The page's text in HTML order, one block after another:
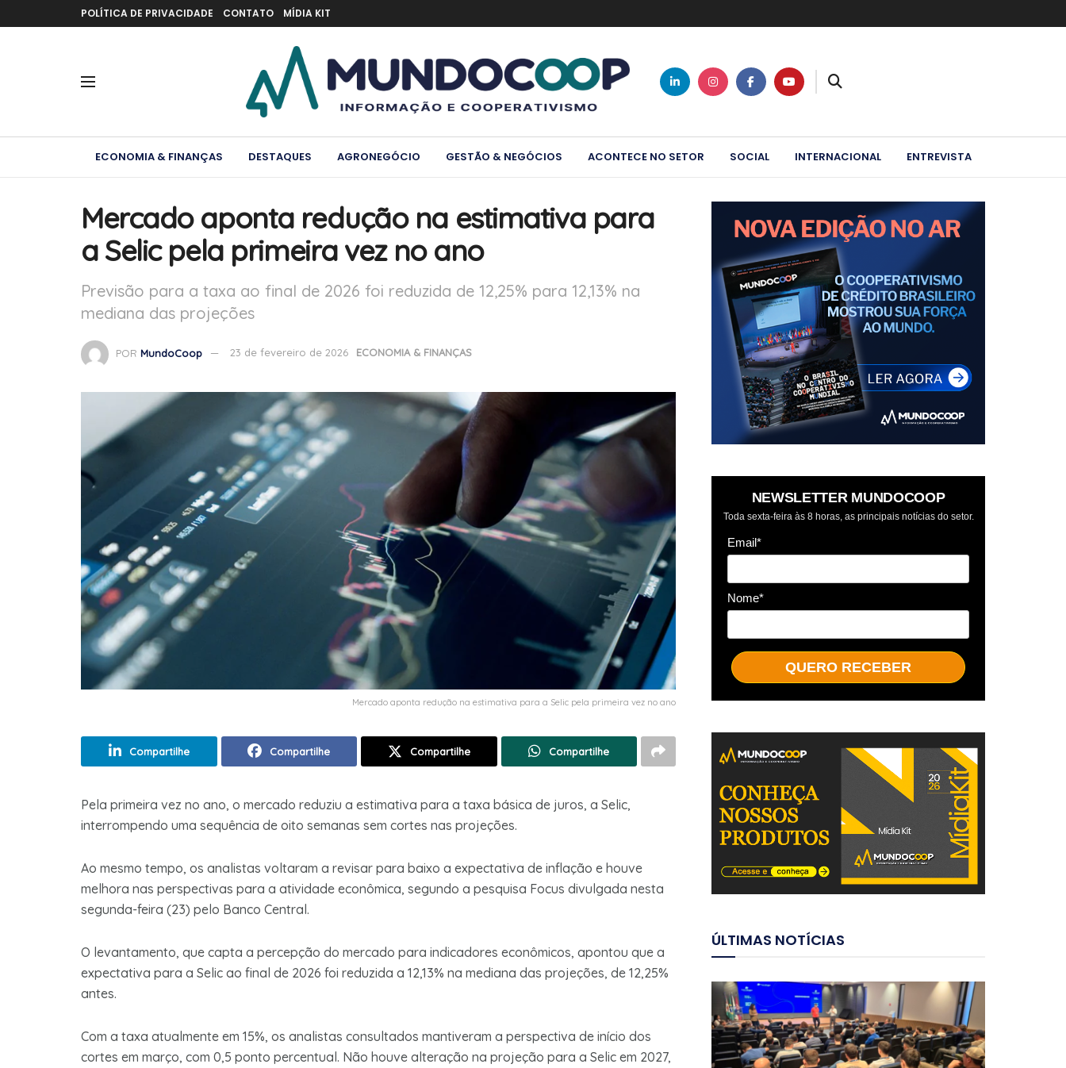
POLÍTICA DE PRIVACIDADE CONTATO MÍDIA KIT
ECONOMIA & FINANÇAS DESTAQUES AGRONEGÓCIO GESTÃO & NEGÓCIOS ACONTECE NO SETOR SOCIAL INTERNACIONAL ENTREVISTA
Mercado aponta redução na estimativa para
a Selic pela primeira vez no ano
Previsão para a taxa ao final de 2026 foi reduzida de 12,25% para 12,13% na
mediana das projeções
POR MundoCoop 23 de fevereiro de 2026 ECONOMIA & FINANÇAS
Mercado aponta redução na estimativa para a Selic pela primeira vez no ano
Compartilhe Compartilhe Compartilhe Compartilhe
Pela primeira vez no ano, o mercado reduziu a estimativa para a taxa básica de juros, a Selic,
interrompendo uma sequência de oito semanas sem cortes nas projeções.
Ao mesmo tempo, os analistas voltaram a revisar para baixo a expectativa de inflação e houve
melhora nas perspectivas para a atividade econômica, segundo a pesquisa Focus divulgada nesta
segunda-feira (23) pelo Banco Central.
O levantamento, que capta a percepção do mercado para indicadores econômicos, apontou que a
expectativa para a Selic ao final de 2026 foi reduzida a 12,13% na mediana das projeções, de 12,25%
antes.
Com a taxa atualmente em 15%, os analistas consultados mantiveram a perspectiva de início dos
cortes em março, com 0,5 ponto percentual. Não houve alteração na projeção para a Selic em 2027,
NEWSLETTER MUNDOCOOP
Toda sexta-feira às 8 horas, as principais notícias do setor.
Email*
Nome*
QUERO RECEBER
ÚLTIMAS NOTÍCIAS